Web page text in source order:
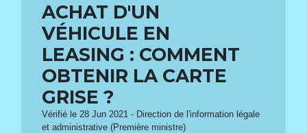
ACHAT D'UN
VÉHICULE EN
LEASING : COMMENT
OBTENIR LA CARTE
GRISE ?
Vérifié le 28 Jun 2021 - Direction de l'information légale
et administrative (Première ministre)